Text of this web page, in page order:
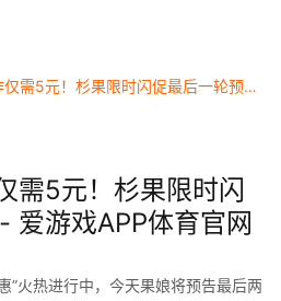
Steam好评佳作仅需5元！杉果限时闪促最后一轮预告 - 爱游戏APP体育官网
需5元！杉果限时闪
爱游戏APP体育官网
”火热进行中，今天果娘将预告最后两